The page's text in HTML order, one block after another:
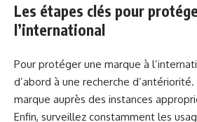
Les étapes clés pour
l’international
Pour protéger une marque à
d’abord à une recherche
marque auprès des instances
Enfin, surveillez constamment les